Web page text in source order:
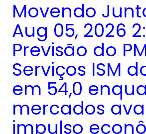
Movendo
Aug 05, 2026
Previsão do
Serviços ISM
em 54,0
mercados
impulso